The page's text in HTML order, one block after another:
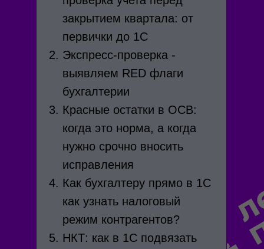
закрытием квартала: от
первички до 1С
Экспресс-проверка -
выявляем RED флаги
бухгалтерии
Красные остатки в ОСВ:
когда это норма, а когда
нужно срочно вносить
исправления
Как бухгалтеру прямо в 1С
как узнать налоговый
режим контрагентов?
НКТ: как в 1С подвязать